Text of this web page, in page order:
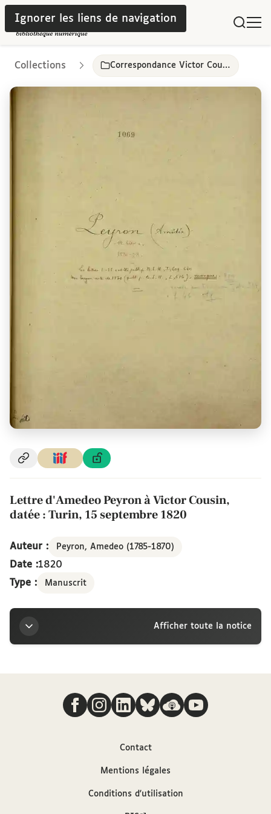
Ignorer les liens de navigation
Collections Correspondance Victor Cousin
Lettre d'Amedeo Peyron à Victor Cousin,
datée : Turin, 15 septembre 1820
Auteur : Peyron, Amedeo (1785-1870)
Date :1820
Type :
Manuscrit
Afficher toute la notice
Titre
Lettre d'Amedeo Peyron à Victor Cousin, datée :
Turin, 15 septembre 1820
Nous suivre
Contact
Mentions légales
Conditions d'utilisation